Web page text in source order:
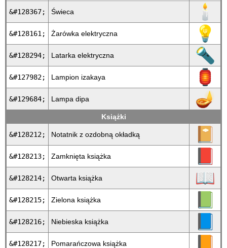
&#128367; Świeca 🕯
&#128161; Żarówka elektryczna 💡
&#128294; Latarka elektryczna 🔦
&#127982; Lampion izakaya 🏮
&#129684; Lampa dipa 🪔
Książki
&#128212; Notatnik z ozdobną okładką 📔
&#128213; Zamknięta książka
&#128214; Otwarta książka 📖
&#128215; Zielona książka
&#128216; Niebieska książka
&#128217; Pomarańczowa książka